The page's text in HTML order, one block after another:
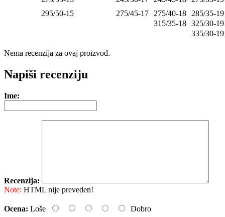
295/50-15
275/45-17 275/40-18
285/35-19
315/35-18 325/30-19
335/30-19
Nema recenzija za ovaj proizvod.
Napiši recenziju
Ime:
Recenzija:
Note: HTML nije preveden!
Ocena: Loše Dobro